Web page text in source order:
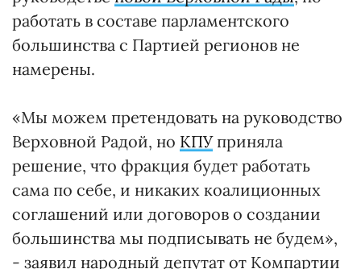
работать в составе парламентского
большинства с Партией регионов не
намерены.
«Мы можем претендовать на руководство
Верховной Радой, но КПУприняла
решение, что фракция будет работать
сама по себе, и никаких коалиционных
соглашений или договоров о создании
большинства мы подписывать не будем»,
- заявил народный депутат от Компартии